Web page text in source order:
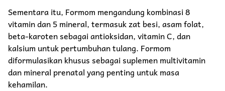
Sementara itu, Formom mengandung kombinasi 8
vitamin dan 5 mineral, termasuk zat besi, asam folat,
beta-karoten sebagai antioksidan, vitamin C, dan
kalsium untuk pertumbuhan tulang. Formom
diformulasikan khusus sebagai suplemen multivitamin
dan mineral prenatal yang penting untuk masa
kehamilan.